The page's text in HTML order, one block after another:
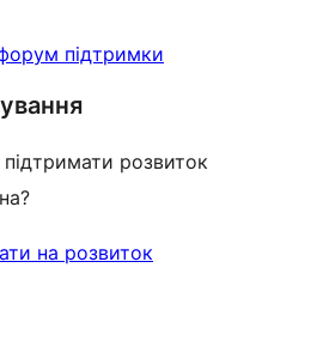
підтримки
підтримати розвиток
на розвиток